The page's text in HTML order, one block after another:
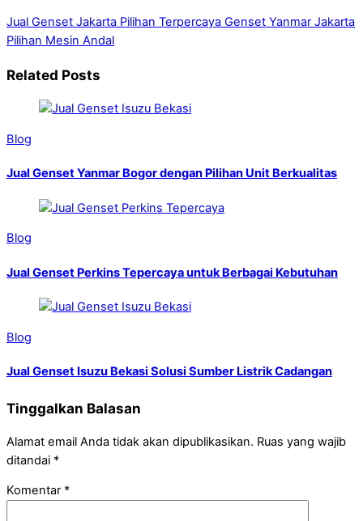
Jual Genset Jakarta Pilihan Terpercaya Genset Yanmar Jakarta
Pilihan Mesin Andal
Related Posts
Blog
Jual Genset Yanmar Bogor dengan Pilihan Unit Berkualitas
Blog
Jual Genset Perkins Tepercaya untuk Berbagai Kebutuhan
Blog
Jual Genset Isuzu Bekasi Solusi Sumber Listrik Cadangan
Tinggalkan Balasan
Alamat email Anda tidak akan dipublikasikan. Ruas yang wajib
ditandai *
Komentar *